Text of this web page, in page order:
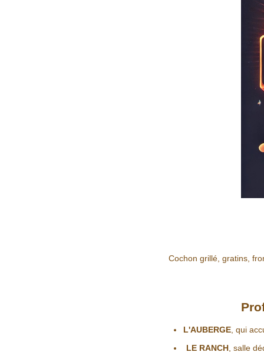
Cochon grillé, gratins,
L'AUBERGE, qui
LE RANCH, salle